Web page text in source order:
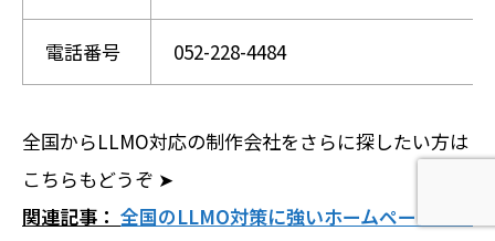
電話番号 052-228-4484
全国からLLMO対応の制作会社をさらに探したい方は
こちらもどうぞ ➤
関連記事： 全国のLLMO対策に強いホームページ制作